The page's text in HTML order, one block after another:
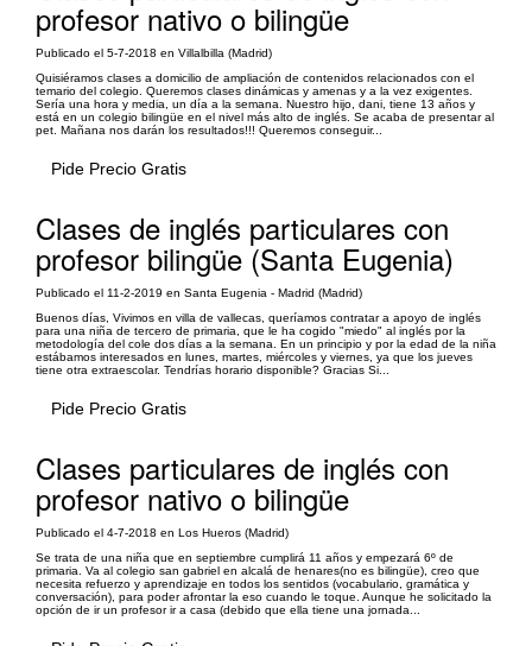
profesor nativo o bilingüe
Publicado el 5-7-2018 en Villalbilla (Madrid)
Quisiéramos clases a domicilio de ampliación de contenidos relacionados con el
temario del colegio. Queremos clases dinámicas y amenas y a la vez exigentes.
Sería una hora y media, un día a la semana. Nuestro hijo, dani, tiene 13 años y
está en un colegio bilingüe en el nivel más alto de inglés. Se acaba de presentar al
pet. Mañana nos darán los resultados!!! Queremos conseguir...
Pide Precio Gratis
Clases de inglés particulares con
profesor bilingüe (Santa Eugenia)
Publicado el 11-2-2019 en Santa Eugenia - Madrid (Madrid)
Buenos días, Vivimos en villa de vallecas, queríamos contratar a apoyo de inglés
para una niña de tercero de primaria, que le ha cogido "miedo" al inglés por la
metodología del cole dos días a la semana. En un principio y por la edad de la niña
estábamos interesados en lunes, martes, miércoles y viernes, ya que los jueves
tiene otra extraescolar. Tendrías horario disponible? Gracias Si...
Pide Precio Gratis
Clases particulares de inglés con
profesor nativo o bilingüe
Publicado el 4-7-2018 en Los Hueros (Madrid)
Se trata de una niña que en septiembre cumplirá 11 años y empezará 6º de
primaria. Va al colegio san gabriel en alcalá de henares(no es bilingüe), creo que
necesita refuerzo y aprendizaje en todos los sentidos (vocabulario, gramática y
conversación), para poder afrontar la eso cuando le toque. Aunque he solicitado la
opción de ir un profesor ir a casa (debido que ella tiene una jornada...